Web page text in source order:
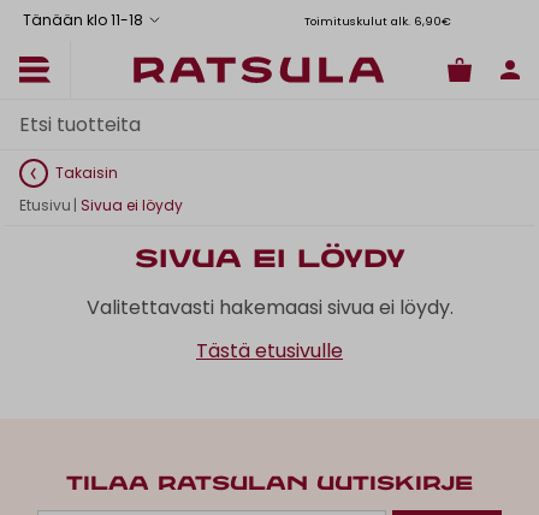
Tänään klo 11-18 Toimituskulut alk. 6,90€
Takaisin
Etusivu | Sivua ei löydy
Sivua ei löydy
Valitettavasti hakemaasi sivua ei löydy.
Tästä etusivulle
TILAA RATSULAN UUTISKIRJE